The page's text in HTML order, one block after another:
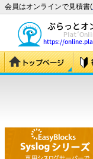
会員はオンラインで見積書(